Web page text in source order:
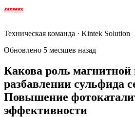
Техническая команда · Kintek Solution
Обновлено 5 месяцев назад
Какова роль
разбавлении сульфида
Повышение
эффективности